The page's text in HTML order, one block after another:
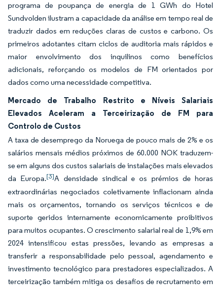
programa de poupança de energia de 1 GWh do Hotel
Sundvolden ilustram a capacidade da análise em tempo real de
traduzir dados em reduções claras de custos e carbono. Os
primeiros adotantes citam ciclos de auditoria mais rápidos e
maior envolvimento dos inquilinos como benefícios
adicionais, reforçando os modelos de FM orientados por
dados como uma necessidade competitiva.
Mercado de Trabalho Restrito e Níveis Salariais
Elevados Aceleram a Terceirização de FM para
Controlo de Custos
A taxa de desemprego da Noruega de pouco mais de 2% e os
salários mensais médios próximos de 60.000 NOK traduzem-
se em alguns dos custos salariais de instalações mais elevados
da Europa.[3]A densidade sindical e os prémios de horas
extraordinárias negociados coletivamente inflacionam ainda
mais os orçamentos, tornando os serviços técnicos e de
suporte geridos internamente economicamente proibitivos
para muitos ocupantes. O crescimento salarial real de 1,9% em
2024 intensificou estas pressões, levando as empresas a
transferir a responsabilidade pelo pessoal, agendamento e
investimento tecnológico para prestadores especializados. A
terceirização também mitiga os desafios de recrutamento em